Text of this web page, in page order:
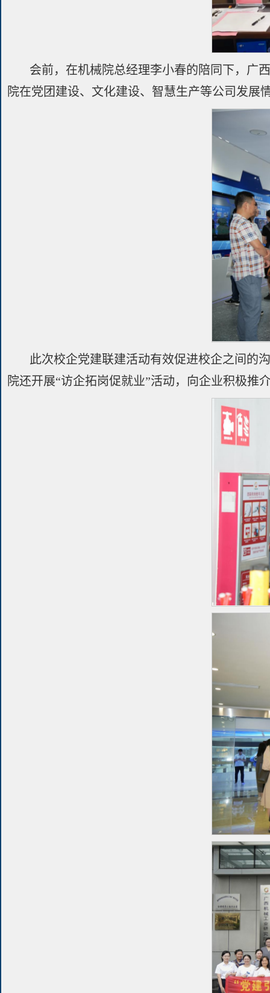
会前，在机械院总经理李小春的陪同下，广
院在党团建设、文化建设、智慧生产等公司发展
此次校企党建联建活动有效促进校企之间的
院还开展“访企拓岗促就业”活动，向企业积极推